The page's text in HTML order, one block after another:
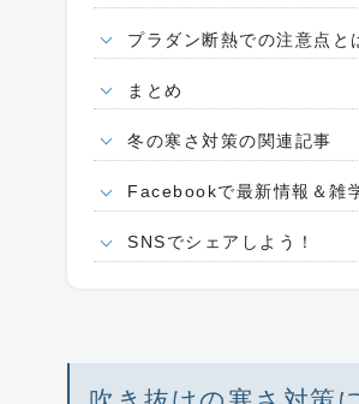
プラダン断熱での注意点と
まとめ
冬の寒さ対策の関連記事
Facebookで最新情報＆雑
SNSでシェアしよう！